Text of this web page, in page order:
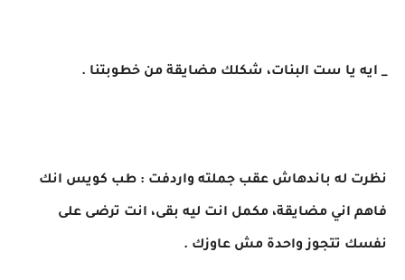
_ ايه يا ست البنات، شكلك مضايقة من خطوبتنا .
نظرت له باندهاش عقب جملته واردفت : طب كويس انك
فاهم اني مضايقة، مكمل انت ليه بقى، انت ترضى على
نفسك تتجوز واحدة مش عاوزك .